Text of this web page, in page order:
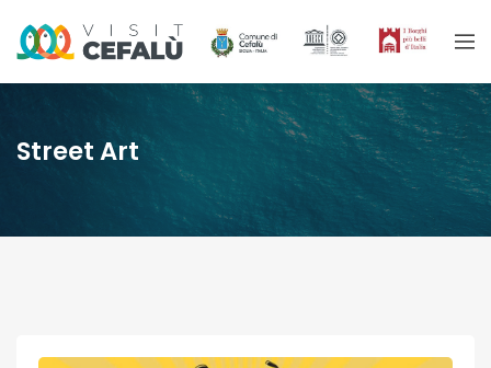
Street Art